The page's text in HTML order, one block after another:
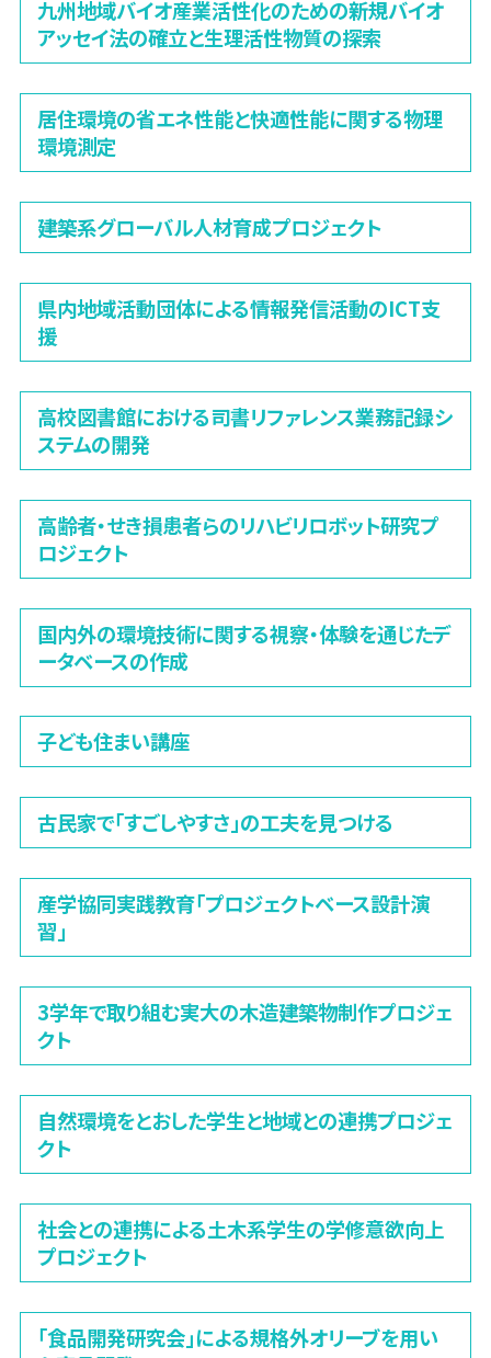
九州地域バイオ産業活性化のための新規バイオ
アッセイ法の確立と生理活性物質の探索
居住環境の省エネ性能と快適性能に関する物理
環境測定
建築系グローバル人材育成プロジェクト
県内地域活動団体による情報発信活動のICT支
援
高校図書館における司書リファレンス業務記録シ
ステムの開発
高齢者・せき損患者らのリハビリロボット研究プ
ロジェクト
国内外の環境技術に関する視察・体験を通じたデ
ータベースの作成
子ども住まい講座
古民家で「すごしやすさ」の工夫を見つける
産学協同実践教育「プロジェクトベース設計演
習」
3学年で取り組む実大の木造建築物制作プロジェ
クト
自然環境をとおした学生と地域との連携プロジェ
クト
社会との連携による土木系学生の学修意欲向上
プロジェクト
「食品開発研究会」による規格外オリーブを用い